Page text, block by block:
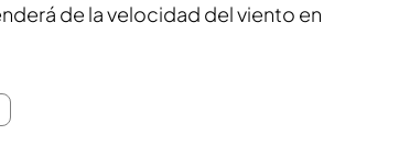
de la velocidad del viento en